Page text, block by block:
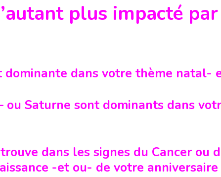
plus impacté
dominante dans votre thème natal-
ou Saturne sont dominants dans
dans les signes du Cancer ou
-et ou- de votre anniversaire